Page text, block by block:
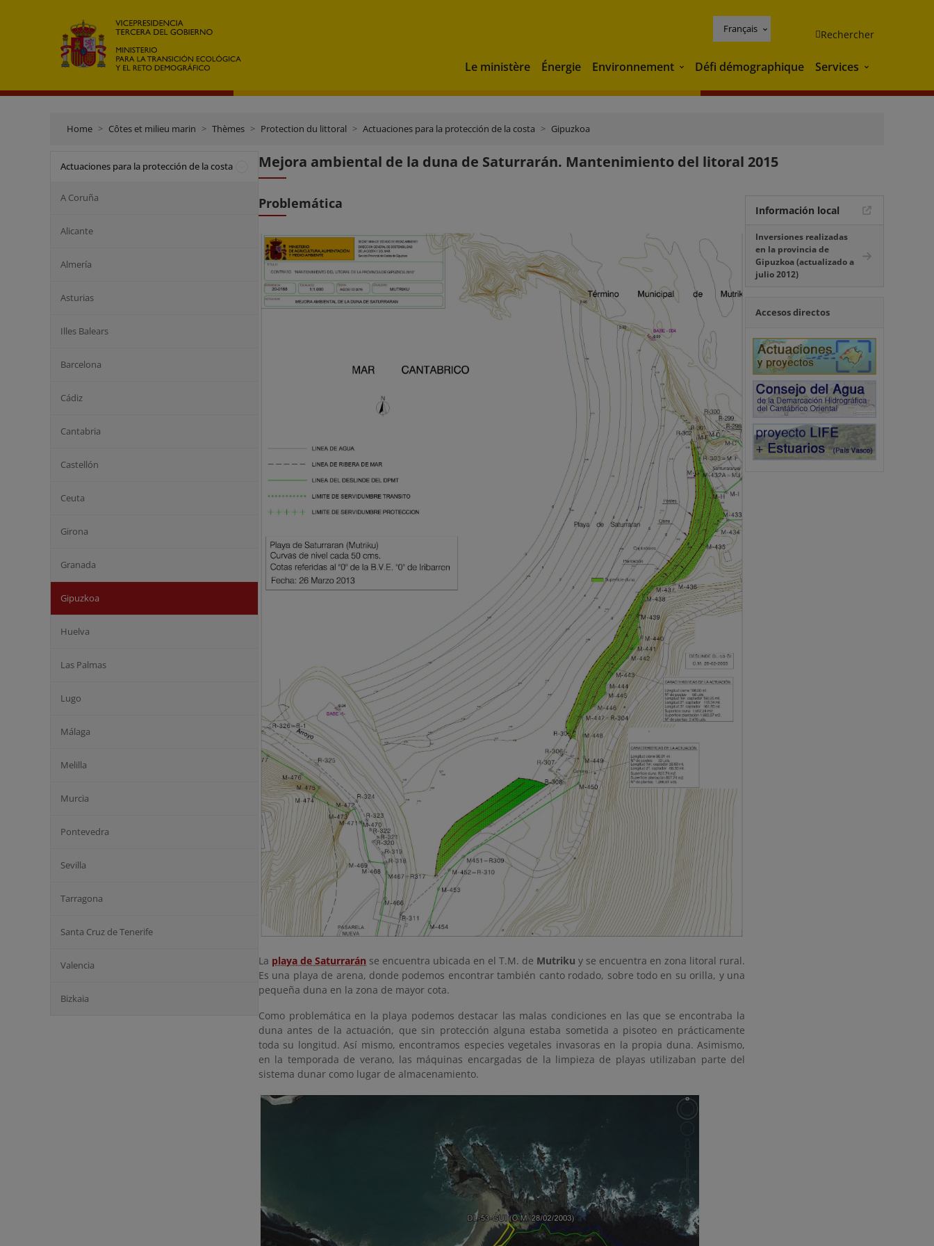
Français Rechercher
Le ministère Énergie Environnement Environnement
Défi démographique Services Services
Home Côtes et milieu marin Thèmes Protection du littoral Actuaciones para la protección de la costa Gipuzkoa
Actuaciones para la protección de la costa
A Coruña
Alicante
Almería
Asturias
Illes Balears
Barcelona
Cádiz
Cantabria
Castellón
Ceuta
Girona
Granada
Gipuzkoa
Huelva
Las Palmas
Lugo
Málaga
Melilla
Murcia
Pontevedra
Sevilla
Tarragona
Santa Cruz de Tenerife
Valencia
Bizkaia
Mejora ambiental de la duna de Saturrarán. Mantenimiento del litoral 2015
Problemática
La playa de Saturrarán se encuentra ubicada en el T.M. de Mutriku y se encuentra en zona litoral rural.
Es una playa de arena, donde podemos encontrar también canto rodado, sobre todo en su orilla, y una
pequeña duna en la zona de mayor cota.
Como problemática en la playa podemos destacar las malas condiciones en las que se encontraba la
duna antes de la actuación, que sin protección alguna estaba sometida a pisoteo en prácticamente
toda su longitud. Así mismo, encontramos especies vegetales invasoras en la propia duna. Asimismo,
en la temporada de verano, las máquinas encargadas de la limpieza de playas utilizaban parte del
sistema dunar como lugar de almacenamiento.
Información local
Inversiones realizadas
en la provincia de
Gipuzkoa (actualizado a
julio 2012)
Accesos directos